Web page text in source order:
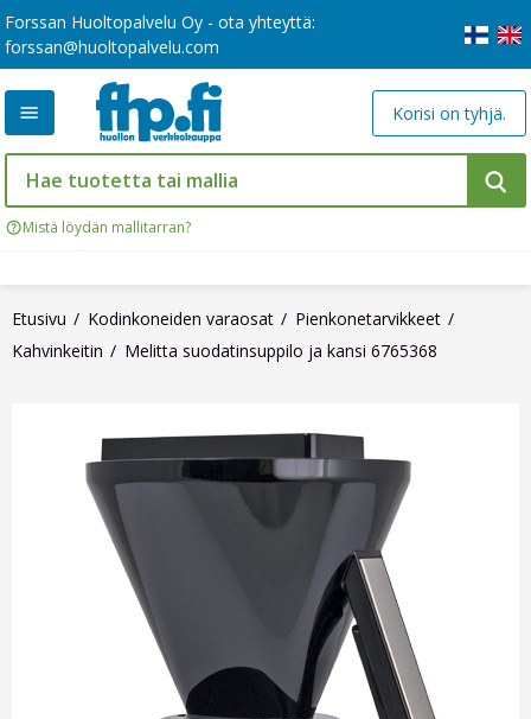
Forssan Huoltopalvelu Oy - ota yhteyttä:
forssan@huoltopalvelu.com
Mistä löydän mallitarran?
Korisi on tyhjä.
Etusivu Kodinkoneiden varaosat
Pienkonetarvikkeet
Kahvinkeitin
Melitta suodatinsuppilo ja kansi 6765368